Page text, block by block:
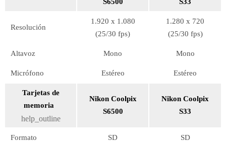
S6500
S33
Resolución
1.920 x 1.080
(25/30 fps)
1.280 x 720
(25/30 fps)
Altavoz Mono Mono
Micrófono Estéreo Estéreo
Tarjetas de
memoria
help_outline
Nikon Coolpix
S6500
Nikon Coolpix
S33
Formato SD SD